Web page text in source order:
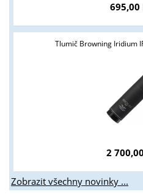
695,00
Tlumič Browning Iridium
2
Zobrazit všechny novinky ...